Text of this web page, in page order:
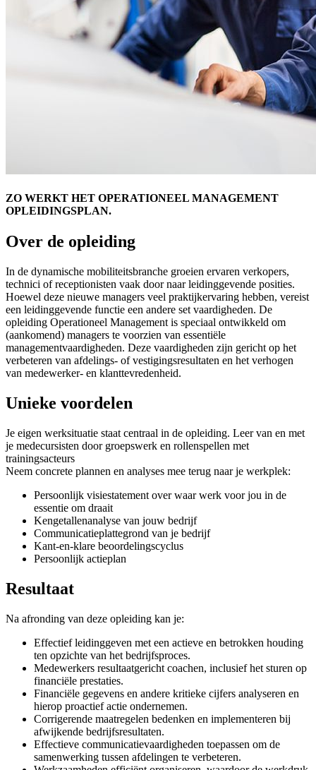
ZO WERKT HET OPERATIONEEL MANAGEMENT
OPLEIDINGSPLAN.
Over de opleiding
In de dynamische mobiliteitsbranche groeien ervaren verkopers,
technici of receptionisten vaak door naar leidinggevende posities.
Hoewel deze nieuwe managers veel praktijkervaring hebben, vereist
een leidinggevende functie een andere set vaardigheden. De
opleiding Operationeel Management is speciaal ontwikkeld om
(aankomend) managers te voorzien van essentiële
managementvaardigheden. Deze vaardigheden zijn gericht op het
verbeteren van afdelings- of vestigingsresultaten en het verhogen
van medewerker- en klanttevredenheid.
Unieke voordelen
Je eigen werksituatie staat centraal in de opleiding. Leer van en met
je medecursisten door groepswerk en rollenspellen met
trainingsacteurs
Neem concrete plannen en analyses mee terug naar je werkplek:
Persoonlijk visiestatement over waar werk voor jou in de
essentie om draait
Kengetallenanalyse van jouw bedrijf
Communicatieplattegrond van je bedrijf
Kant-en-klare beoordelingscyclus
Persoonlijk actieplan
Resultaat
Na afronding van deze opleiding kan je:
Effectief leidinggeven met een actieve en betrokken houding
ten opzichte van het bedrijfsproces.
Medewerkers resultaatgericht coachen, inclusief het sturen op
financiële prestaties.
Financiële gegevens en andere kritieke cijfers analyseren en
hierop proactief actie ondernemen.
Corrigerende maatregelen bedenken en implementeren bij
afwijkende bedrijfsresultaten.
Effectieve communicatievaardigheden toepassen om de
samenwerking tussen afdelingen te verbeteren.